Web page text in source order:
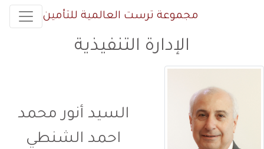
مجموعة ترست العالمية للتأمين
الإدارة التنفيذية
السيد أنور محمد
احمد الشنطي